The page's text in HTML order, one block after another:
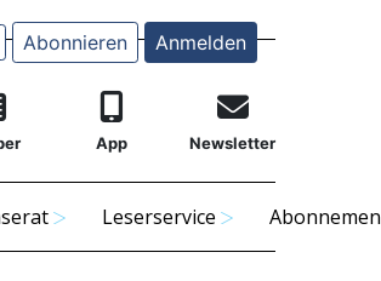
Abonnieren Anmelden
App Newsletter
Leserservice